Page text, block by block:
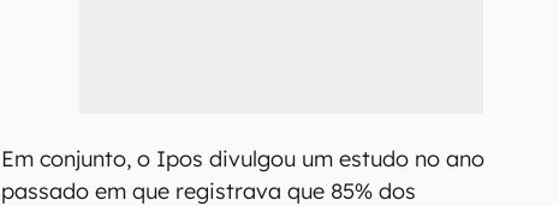
Em conjunto, o Ipos divulgou um estudo no ano
passado em que registrava que 85% dos